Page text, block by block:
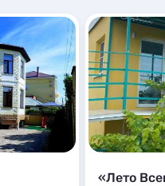
«Лето